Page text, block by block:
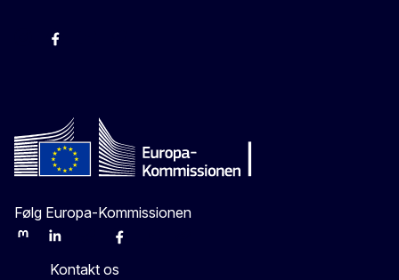
Følg Europa-Kommissionen
MastodonLinkedInBlueskyFacebook
Kontakt os